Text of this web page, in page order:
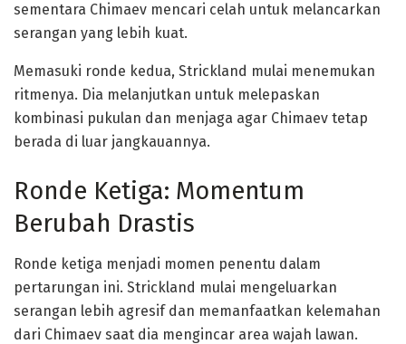
sementara Chimaev mencari celah untuk melancarkan
serangan yang lebih kuat.
Memasuki ronde kedua, Strickland mulai menemukan
ritmenya. Dia melanjutkan untuk melepaskan
kombinasi pukulan dan menjaga agar Chimaev tetap
berada di luar jangkauannya.
Ronde Ketiga: Momentum
Berubah Drastis
Ronde ketiga menjadi momen penentu dalam
pertarungan ini. Strickland mulai mengeluarkan
serangan lebih agresif dan memanfaatkan kelemahan
dari Chimaev saat dia mengincar area wajah lawan.